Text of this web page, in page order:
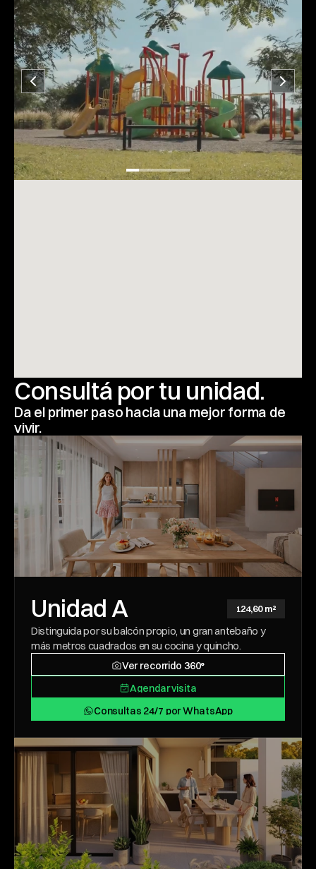
Consultá por tu unidad.
Da el primer paso hacia una mejor forma de
vivir.
Unidad A 124,60 m²
Distinguida por su balcón propio, un gran antebaño y
más metros cuadrados en su cocina y quincho.
Ver recorrido 360°
Ver recorrido 360°
Agendar visita
Agendar visita
Consultas 24/7 por WhatsApp
Consultas 24/7 por WhatsApp